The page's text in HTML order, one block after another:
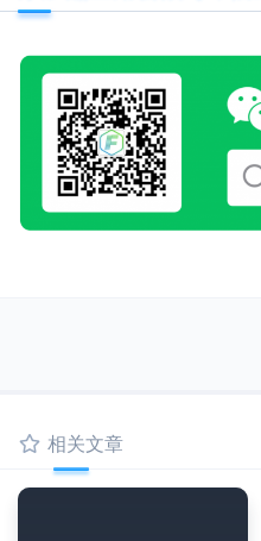
相关文章